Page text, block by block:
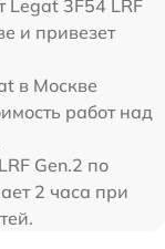
Legat 3F54 LRF
и привезет
в Москве
работ над
Gen.2 по
2 часа при